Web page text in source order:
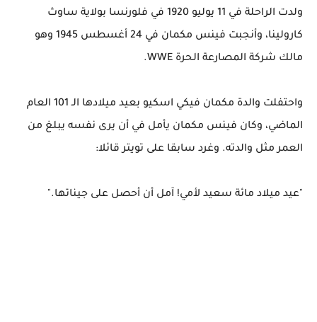
ولدت الراحلة في 11 يوليو 1920 في فلورنسا بولاية ساوث
كارولينا، وأنجبت فينس مكمان في 24 أغسطس 1945 وهو
مالك شركة المصارعة الحرة WWE.
واحتفلت والدة مكمان فيكي اسكيو بعيد ميلادها الـ 101 العام
الماضي، وكان فينس مكمان يأمل في أن يرى نفسه يبلغ من
العمر مثل والدته. وغرد سابقا على تويتر قائلا:
"عيد ميلاد مائة سعيد لأمي! آمل أن أحصل على جيناتها."